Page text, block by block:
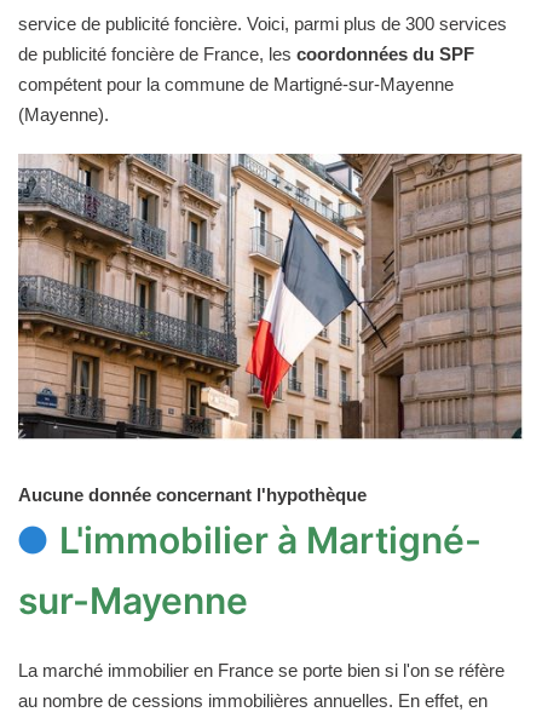
service de publicité foncière. Voici, parmi plus de 300 services
de publicité foncière de France, les coordonnées du SPF
compétent pour la commune de Martigné-sur-Mayenne
(Mayenne).
Aucune donnée concernant l'hypothèque
L'immobilier à Martigné-
sur-Mayenne
La marché immobilier en France se porte bien si l'on se réfère
au nombre de cessions immobilières annuelles. En effet, en